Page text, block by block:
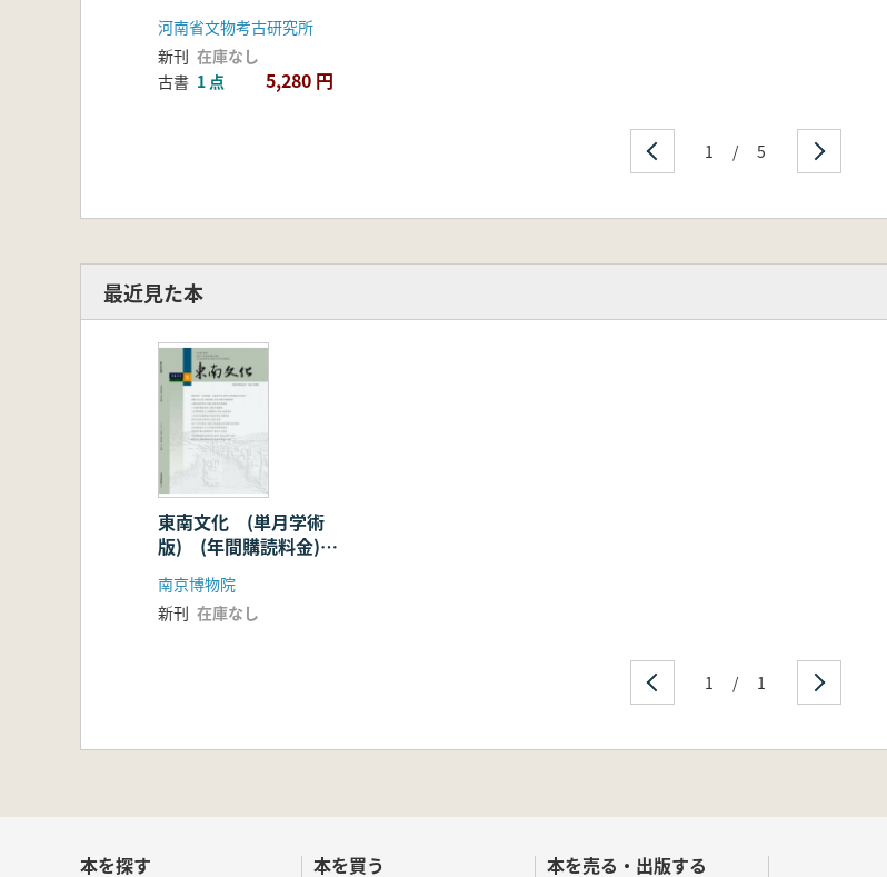
141〜144期)
河南省文物考古研究所
新刊 在庫なし
古書 1 点 5,280 円
1 / 5
最近見た本
東南文化 (単月学術
版) (年間購読料金)
2022
南京博物院
新刊 在庫なし
1 / 1
本を探す 本を買う 本を売る・出版する